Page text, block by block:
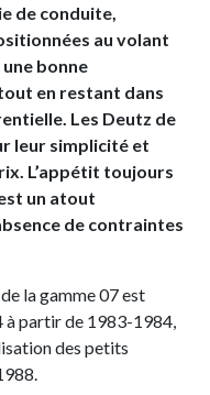
de conduite,
au volant
bonne
en restant dans
Les Deutz de
leur simplicité et
L’appétit toujours
un atout
de contraintes
la gamme 07 est
à partir de 1983-1984,
des petits